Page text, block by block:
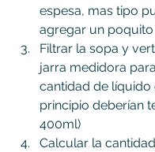
espesa, mas tipo
agregar un
Filtrar la sopa y
jarra medidora
cantidad de líquido
principio deberían
400ml)
Calcular la